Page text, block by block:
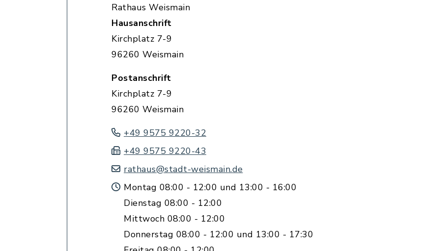
Rathaus Weismain
Hausanschrift
Kirchplatz 7-9
96260 Weismain
Postanschrift
Kirchplatz 7-9
96260 Weismain
+49 9575 9220-32
+49 9575 9220-43
rathaus@stadt-weismain.de
Montag 08:00 - 12:00 und 13:00 - 16:00
Dienstag 08:00 - 12:00
Mittwoch 08:00 - 12:00
Donnerstag 08:00 - 12:00 und 13:00 - 17:30